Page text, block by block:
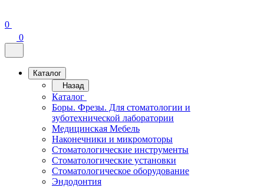
0
0
Каталог
Назад
Каталог
Боры. Фрезы. Для стоматологии и
зуботехнической лаборатории
Медицинская Мебель
Наконечники и микромоторы
Стоматологические инструменты
Стоматологические установки
Стоматологическое оборудование
Эндодонтия